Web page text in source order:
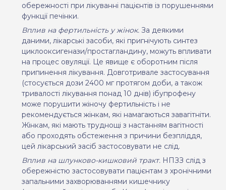
обережності при лікуванні пацієнтів із порушеннями
функції печінки.
Вплив на фертильність у жінок. За деякими
даними, лікарські засоби, які пригнічують синтез
циклооксигенази/простагландину, можуть впливати
на процес овуляції. Це явище є оборотним після
припинення лікування. Довготривале застосування
(стосується дози 2400 мг протягом доби, а також
тривалості лікування понад 10 днів) ібупрофену
може порушити жіночу фертильність і не
рекомендується жінкам, які намагаються завагітніти.
Жінкам, які мають труднощі з настанням вагітності
або проходять обстеження з причини безпліддя,
цей лікарський засіб застосовувати не слід.
Вплив на шлунково-кишковий тракт. НПЗЗ слід з
обережністю застосовувати пацієнтам з хронічними
запальними захворюваннями кишечнику